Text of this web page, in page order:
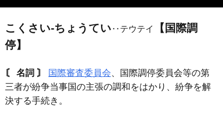
こくさい‐ちょうてい ‥テウテイ
【国際調
停】
〘 名詞 〙 国際審査委員会、国際調停委員会等の第
三者が紛争当事国の主張の調和をはかり、紛争を解
決する手続き。